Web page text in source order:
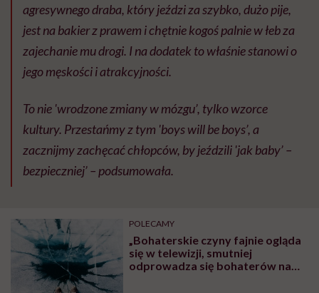
agresywnego draba, który jeździ za szybko, dużo pije,
jest na bakier z prawem i chętnie kogoś palnie w łeb za
zajechanie mu drogi. I na dodatek to właśnie stanowi o
jego męskości i atrakcyjności.
To nie 'wrodzone zmiany w mózgu’, tylko wzorce
kultury. Przestańmy z tym 'boys will be boys’, a
zacznijmy zachęcać chłopców, by jeździli 'jak baby’ –
bezpieczniej’ – podsumowała.
POLECAMY
„Bohaterskie czyny fajnie ogląda
się w telewizji, smutniej
odprowadza się bohaterów na